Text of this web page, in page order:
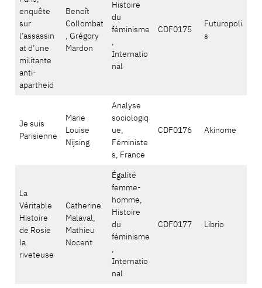
enquête
sur
l’assassin
at d’une
militante
anti-
apartheid
Benoît
Collombat
, Grégory
Mardon
Histoire
du
féminisme
,
Internatio
nal
CDF0175
Futuropoli
s
Je suis
Parisienne
Marie
Louise
Nijsing
Analyse
sociologiq
ue,
Féministe
s, France
CDF0176 Akinome
La
Véritable
Histoire
de Rosie
la
riveteuse
Catherine
Malaval,
Mathieu
Nocent
Égalité
femme-
homme,
Histoire
du
féminisme
,
Internatio
nal
CDF0177 Librio